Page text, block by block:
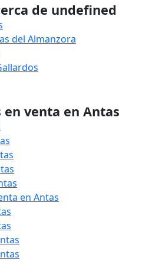
de undefined
del Almanzora
venta en Antas
en Antas